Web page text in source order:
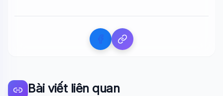
Bài viết liên quan